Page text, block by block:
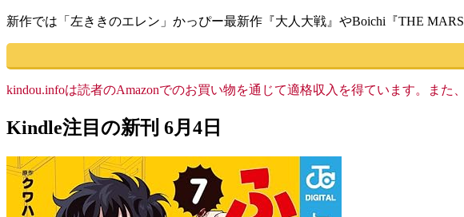
新作では「左ききのエレン」かっぴー最新作『大人大戦』やBoichi『THE
kindou.infoは読者のAmazonでのお買い物を通じて適格収入を得ています。ま
Kindle注目の新刊 6月4日